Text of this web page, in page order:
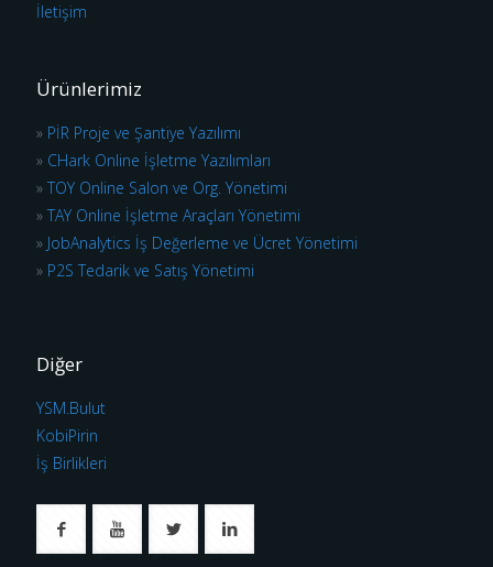
İletişim
Ürünlerimiz
» PİR Proje ve Şantiye Yazılımı
» CHark Online İşletme Yazılımları
» TOY Online Salon ve Org. Yönetimi
» TAY Online İşletme Araçları Yönetimi
» JobAnalytics İş Değerleme ve Ücret Yönetimi
» P2S Tedarik ve Satış Yönetimi
Diğer
YSM.Bulut
KobiPirin
İş Birlikleri